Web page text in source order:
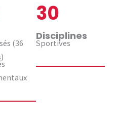
(36
Disciplines
30
Sportives